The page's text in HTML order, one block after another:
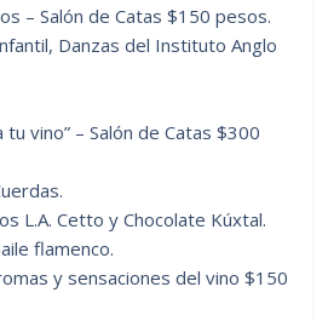
– Salón de Catas $150 pesos.
Danzas del Instituto Anglo
tu vino” – Salón de Catas $300
L.A. Cetto y Chocolate Kúxtal.
flamenco.
y sensaciones del vino $150